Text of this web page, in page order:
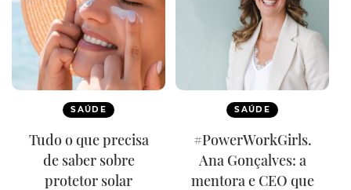
SAÚDE
Tudo o que precisa
de saber sobre
protetor solar
SAÚDE
#PowerWorkGirls.
Ana Gonçalves: a
mentora e CEO que